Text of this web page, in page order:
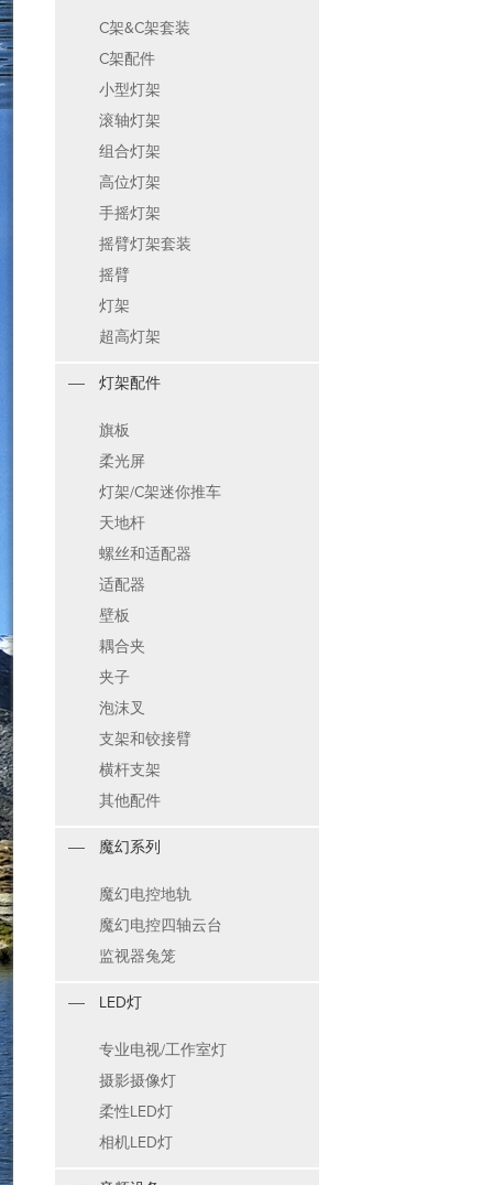
C架&C架套装
C架配件
小型灯架
滚轴灯架
组合灯架
高位灯架
手摇灯架
摇臂灯架套装
摇臂
灯架
超高灯架
灯架配件
旗板
柔光屏
灯架/C架迷你推车
天地杆
螺丝和适配器
适配器
壁板
耦合夹
夹子
泡沫叉
支架和铰接臂
横杆支架
其他配件
魔幻系列
魔幻电控地轨
魔幻电控四轴云台
监视器兔笼
LED灯
专业电视/工作室灯
摄影摄像灯
柔性LED灯
相机LED灯